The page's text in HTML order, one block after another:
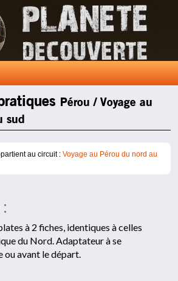
Pérou / Voyage au
sud
au circuit :Voyage au Pérou du nord au
à 2 fiches, identiques à celles
du Nord. Adaptateur à se
ou avant le départ.